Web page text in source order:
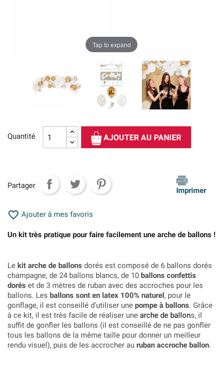
Tap to expand
Quantité AJOUTER AU PANIER
Partager
Imprimer
 Ajouter à mes favoris
Un kit très pratique pour faire facilement une arche de ballons !
Le kit arche de ballons dorés est composé de 6 ballons dorés
champagne, de 24 ballons blancs, de 10 ballons confettis
dorés et de 3 mètres de ruban avec des accroches pour les
ballons. Les ballons sont en latex 100% naturel, pour le
gonflage, il est conseillé d'utiliser une pompe à ballons. Grâce
à ce kit, il est très facile de réaliser une arche de ballons, il
suffit de gonfler les ballons (il est conseillé de ne pas gonfler
tous les ballons de la même taille pour donner un meilleur
rendu visuel), puis de les accrocher au ruban accroche ballon.